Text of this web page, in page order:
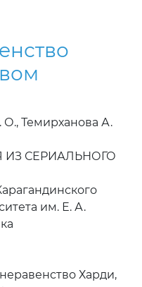
Темирханова А.
ИЗ СЕРИАЛЬНОГО
им. Е. А.
Харди,